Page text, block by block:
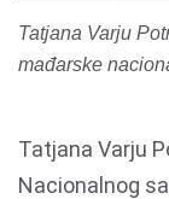
Tatjana Varju
mađarske
Tatjana Varju
Nacionalnog